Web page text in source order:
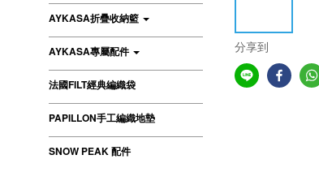
AYKASA折疊收納籃
AYKASA專屬配件
法國FILT經典編織袋
PAPILLON手工編織地墊
SNOW PEAK 配件
分享到